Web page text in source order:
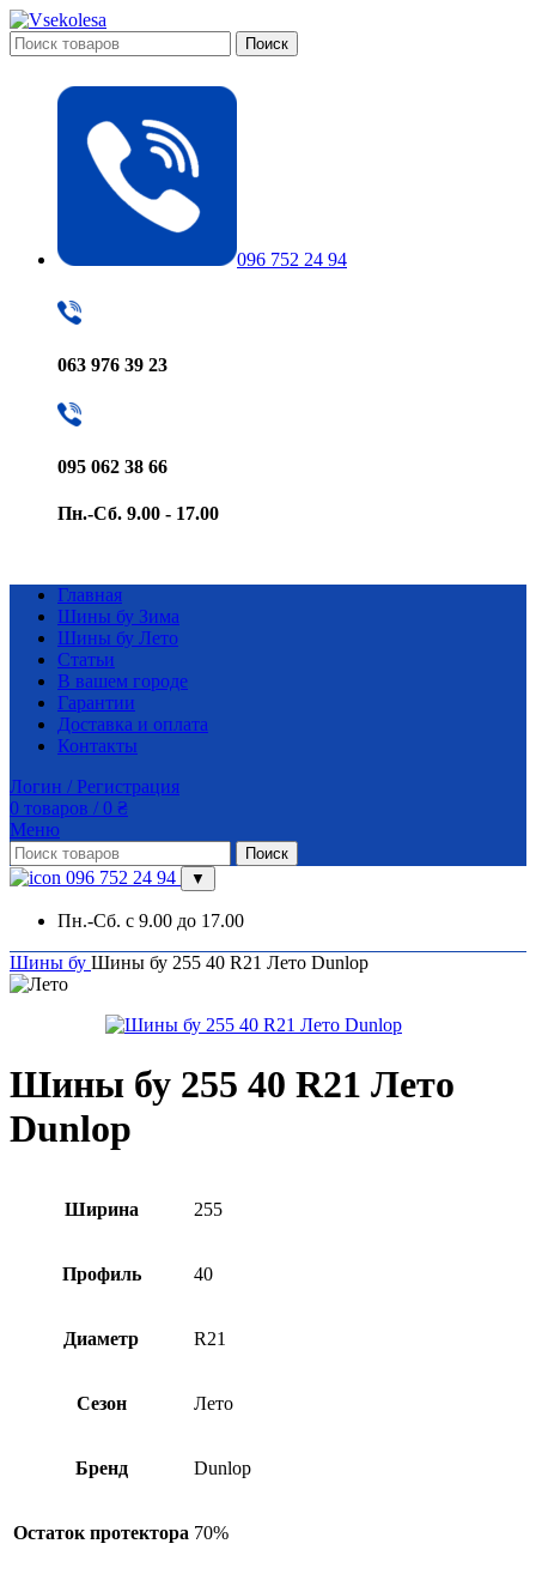
Поиск
096 752 24 94
063 976 39 23
095 062 38 66
Пн.-Сб. 9.00 - 17.00
Главная
Шины бу Зима
Шины бу Лето
Статьи
В вашем городе
Гарантии
Доставка и оплата
Контакты
Логин / Регистрация
0 товаров / 0 ₴
Меню
Поиск
096 752 24 94 ▼
Пн.-Сб. с 9.00 до 17.00
Шины бу Шины бу 255 40 R21 Лето Dunlop
Шины бу 255 40 R21 Лето
Dunlop
Ширина 255
Профиль 40
Диаметр R21
Сезон Лето
Бренд Dunlop
Остаток протектора 70%